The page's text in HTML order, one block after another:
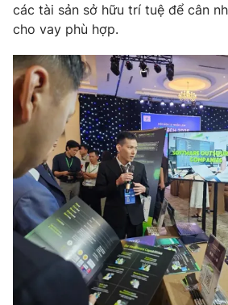
các tài sản sở hữu trí tuệ để cân
cho vay phù hợp.